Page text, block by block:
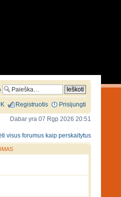
Registruotis Prisijungti
Dabar yra 07 Rgp 2026 20:51
visus forumus kaip perskaitytus